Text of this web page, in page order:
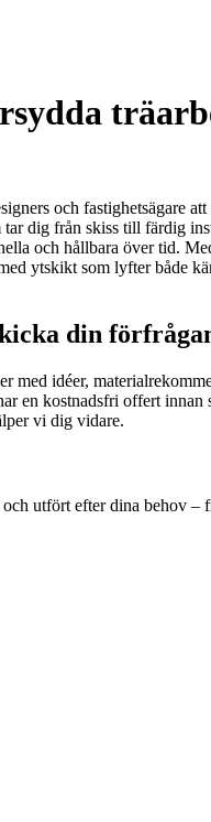
och fastighetsägare
dig från skiss till färdig
och hållbara över tid.
ytskikt som lyfter både
din
idéer,
en kostnadsfri offert
vi dig vidare.
utfört efter dina behov